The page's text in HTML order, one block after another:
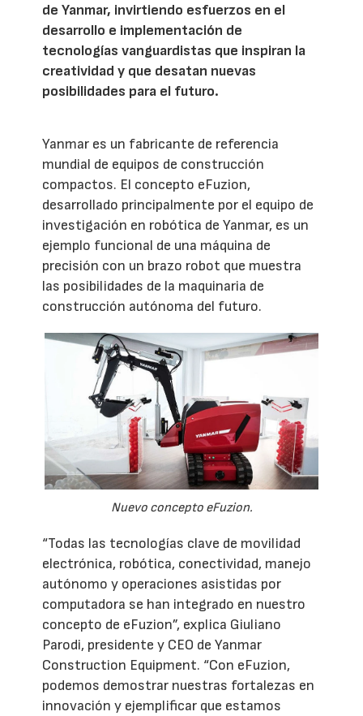
de Yanmar, invirtiendo esfuerzos en el
desarrollo e implementación de
tecnologías vanguardistas que inspiran la
creatividad y que desatan nuevas
posibilidades para el futuro.
Yanmar es un fabricante de referencia
mundial de equipos de construcción
compactos. El concepto eFuzion,
desarrollado principalmente por el equipo de
investigación en robótica de Yanmar, es un
ejemplo funcional de una máquina de
precisión con un brazo robot que muestra
las posibilidades de la maquinaria de
construcción autónoma del futuro.
Nuevo concepto eFuzion.
“Todas las tecnologías clave de movilidad
electrónica, robótica, conectividad, manejo
autónomo y operaciones asistidas por
computadora se han integrado en nuestro
concepto de eFuzion”, explica Giuliano
Parodi, presidente y CEO de Yanmar
Construction Equipment. “Con eFuzion,
podemos demostrar nuestras fortalezas en
innovación y ejemplificar que estamos